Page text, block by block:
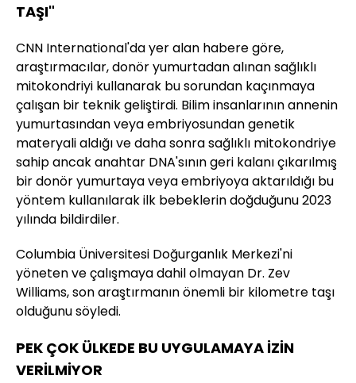
TAŞI"
CNN International'da yer alan habere göre,
araştırmacılar, donör yumurtadan alınan sağlıklı
mitokondriyi kullanarak bu sorundan kaçınmaya
çalışan bir teknik geliştirdi. Bilim insanlarının annenin
yumurtasından veya embriyosundan genetik
materyali aldığı ve daha sonra sağlıklı mitokondriye
sahip ancak anahtar DNA'sının geri kalanı çıkarılmış
bir donör yumurtaya veya embriyoya aktarıldığı bu
yöntem kullanılarak ilk bebeklerin doğduğunu 2023
yılında bildirdiler.
Columbia Üniversitesi Doğurganlık Merkezi'ni
yöneten ve çalışmaya dahil olmayan Dr. Zev
Williams, son araştırmanın önemli bir kilometre taşı
olduğunu söyledi.
PEK ÇOK ÜLKEDE BU UYGULAMAYA İZİN
VERİLMİYOR